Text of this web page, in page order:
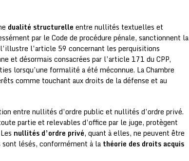
dualité structurelle entre nullités textuelles et
par le Code de procédure pénale, sanctionnent la
l’article 59 concernant les perquisitions
et désormais consacrées par l’article 171 du CPP,
lorsqu’une formalité a été méconnue. La Chambre
comme touchant aux droits de la défense et au
entre nullités d’ordre public et nullités d’ordre privé.
partie et relevables d’office par le juge, protègent
nullités d’ordre privé, quant à elles, ne peuvent être
lésés, conformément à la théorie des droits acquis